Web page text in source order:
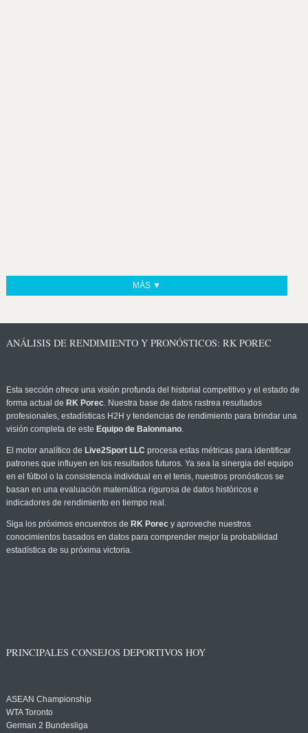
MÁS ▼
ANÁLISIS DE RENDIMIENTO Y PRONÓSTICOS: RK POREC
Esta sección ofrece una visión profunda del historial competitivo y el estado de
forma actual de RK Porec. Nuestra base de datos rastrea resultados
profesionales, estadísticas H2H y tendencias de rendimiento para brindar una
visión completa de este Equipo de Balonmano.
El motor analítico de Live2Sport LLC procesa estas métricas para identificar
patrones que influyen en los resultados futuros. Ya sea la sinergia del equipo
en el fútbol o la consistencia individual en el tenis, nuestros pronósticos se
basan en una evaluación matemática rigurosa de datos históricos e
indicadores de rendimiento en tiempo real.
Siga los próximos encuentros de RK Porecy aproveche nuestros
conocimientos basados en datos para comprender mejor la probabilidad
estadística de su próxima victoria.
PRINCIPALES CONSEJOS DEPORTIVOS HOY
ASEAN Championship
WTA Toronto
German 2 Bundesliga